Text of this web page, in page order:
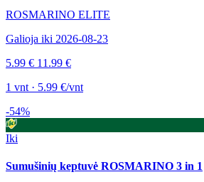
ROSMARINO ELITE
Galioja iki 2026-08-23
5.99 € 11.99 €
1 vnt · 5.99 €/vnt
-54%
Iki
Sumušinių keptuvė ROSMARINO 3 in 1